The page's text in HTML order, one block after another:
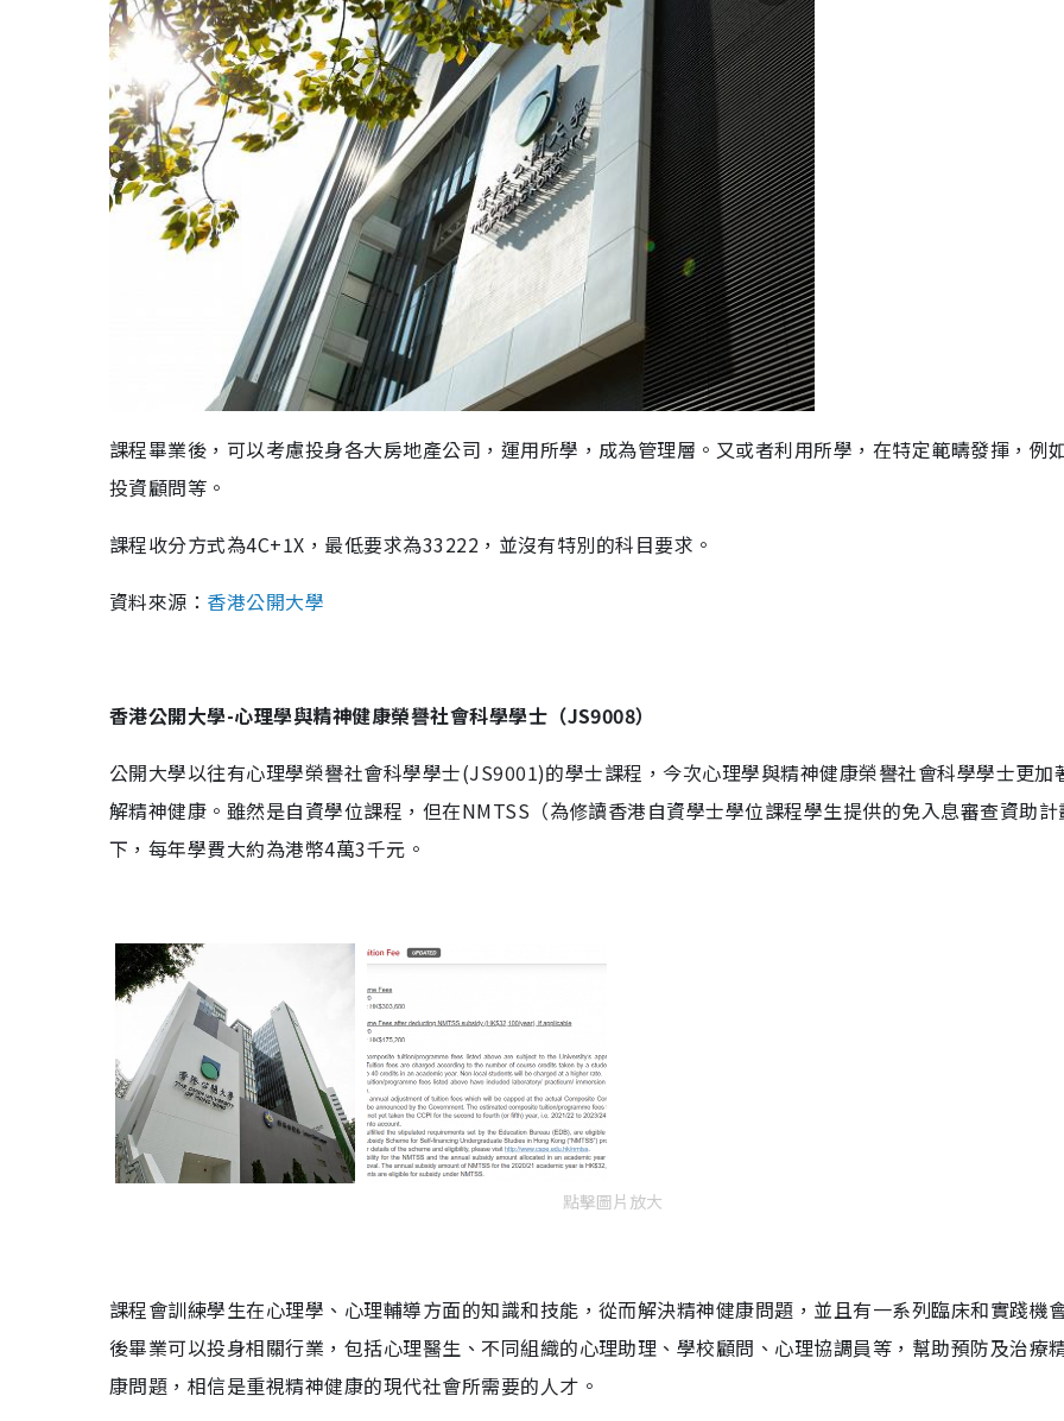
課程畢業後，可以考慮投身各大房地產公司，運用所學，成為管理層。又或者利用所學，在特定範疇發揮，例
投資顧問等。
課程收分方式為4C+1X，最低要求為33222，並沒有特別的科目要求。
資料來源： 香港公開大學
香港公開大學-心理學與精神健康榮譽社會科學學士（JS9008）
公開大學以往有心理學榮譽社會科學學士(JS9001)的學士課程，今次心理學與精神健康榮譽社會科學學士更加
解精神健康。雖然是自資學位課程，但在NMTSS（為修讀香港自資學士學位課程學生提供的免入息審查資助計
下，每年學費大約為港幣4萬3千元。
點擊圖片放大
課程會訓練學生在心理學、心理輔導方面的知識和技能，從而解決精神健康問題，並且有一系列臨床和實踐機
後畢業可以投身相關行業，包括心理醫生、不同組織的心理助理、學校顧問、心理協調員等，幫助預防及治療
康問題，相信是重視精神健康的現代社會所需要的人才。